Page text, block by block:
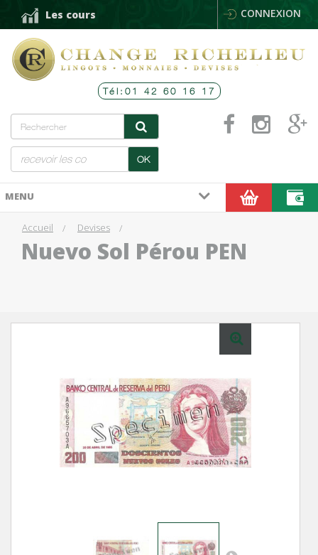
CONNEXION
Les cours
Tél:01 42 60 16 17
OK
MENU
Accueil Devises
Nuevo Sol Pérou PEN